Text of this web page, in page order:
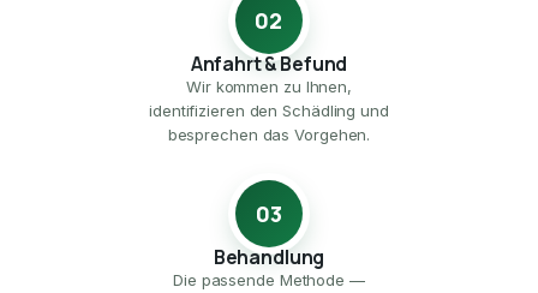
02
Anfahrt & Befund
Wir kommen zu Ihnen,
identifizieren den Schädling und
besprechen das Vorgehen.
03
Behandlung
Die passende Methode —